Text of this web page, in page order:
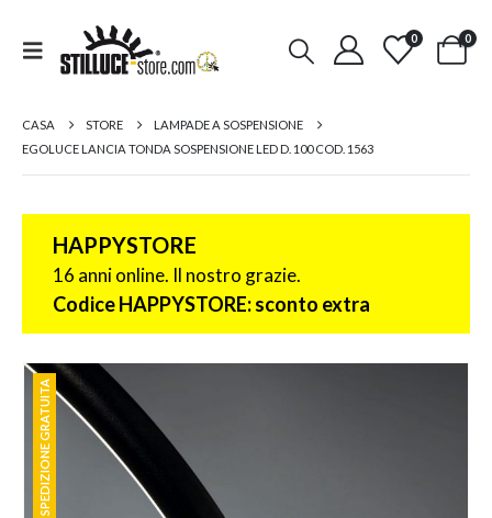
0 0
CASA STORE
LAMPADE A SOSPENSIONE
EGOLUCE LANCIA TONDA SOSPENSIONE LED D. 100 COD. 1563
HAPPYSTORE
16 anni online. Il nostro grazie.
Codice HAPPYSTORE: sconto extra
SPEDIZIONE GRATUITA
SPEDIZIONE GRATUITA